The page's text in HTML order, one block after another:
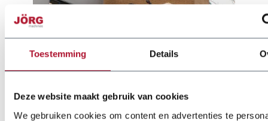
Toestemming Details
Deze website maakt gebruik van cookies
We gebruiken cookies om content en advertenties te